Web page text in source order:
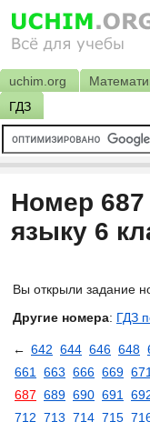
uchim.org
ГДЗ
Номер 687
языку 6
Вы открыли задание
Другие номера: ГДЗ
← 642 644 646 648
661
663 666 669 671
687 689 690 691
712 713 714 715